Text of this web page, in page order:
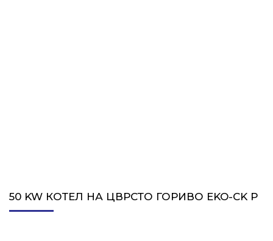
50 KW КОТЕЛ НА ЦВРСТО ГОРИВО EKO-CK P